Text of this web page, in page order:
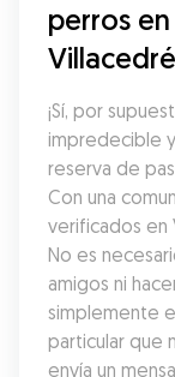
perros
¡Sí, por
impredecible
reserva de
Con una
verificados en
No es
amigos ni
simplemente
particular que
envía un